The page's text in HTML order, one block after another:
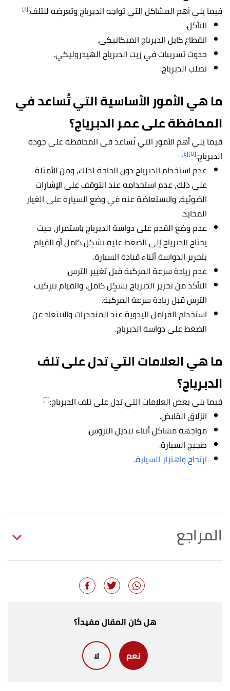
فيما يلي أهم المشاكل التي تواجه الدبرياج وتعرضه للتلف:[١]
التآكل.
انقطاع كابل الدبرياج الميكانيكي.
حدوث تسريبات في زيت الدبرياج الهيدروليكي.
تصلب الدبرياج.
ما هي الأمور الأساسية التي تُساعد في
المحافظة على عمر الدبرياج؟
فيما يلي أهم الأمور التي تُساعد في المحافظة على جودة
الدبرياج:[٥] [٤]
عدم استخدام الدبرياج دون الحاجة لذلك، ومن الأمثلة
على ذلك، عدم استخدامه عند التوقف على الإشارات
الضوئية، والاستعاضة عنه في وضع السيارة على الغيار
المحايد.
عدم وضع القدم على دواسة الدبرياج باستمرار، حيث
يحتاج الدبرياج إلى الضغط عليه بشكٍل كامل أو القيام
بتحرير الدواسة أثناء قيادة السيارة.
عدم زيادة سرعة المركبة قبل تغيير الترس.
التأكد من تحرير الدبرياج بشكٍل كامل، والقيام بتركيب
الترس قبل زيادة سرعة المركبة.
استخدام الفرامل اليدوية عند المنحدرات والابتعاد عن
الضغط على دواسة الدبرياج.
ما هي العلامات التي تدل على تلف
الدبرياج؟
فيما يلي بعض العلامات التي تدل على تلف الدبرياج:[٦]
انزلاق القابض.
مواجهة مشاكل أثناء تبديل التروس.
ضجيج السيارة.
ارتجاج واهتزاز السيارة.
المراجع
,caranddriver , Retrieved 15/2/2022.
"Clutch or brake first when stopping or
slowing down?"
driving-school-beckenham
هل كان المقال مفيداً؟
نعم لا